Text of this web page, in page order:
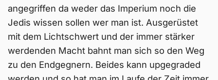
angegriffen da weder das Imperium noch die
Jedis wissen sollen wer man ist. Ausgerüstet
mit dem Lichtschwert und der immer stärker
werdenden Macht bahnt man sich so den Weg
zu den Endgegnern. Beides kann upgegraded